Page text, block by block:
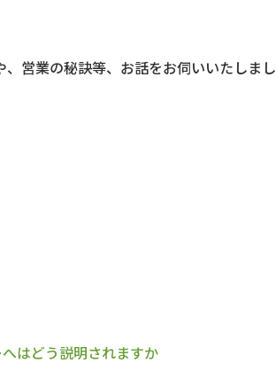
営業の秘訣等、お話をお伺いいたしまし
はどう説明されますか